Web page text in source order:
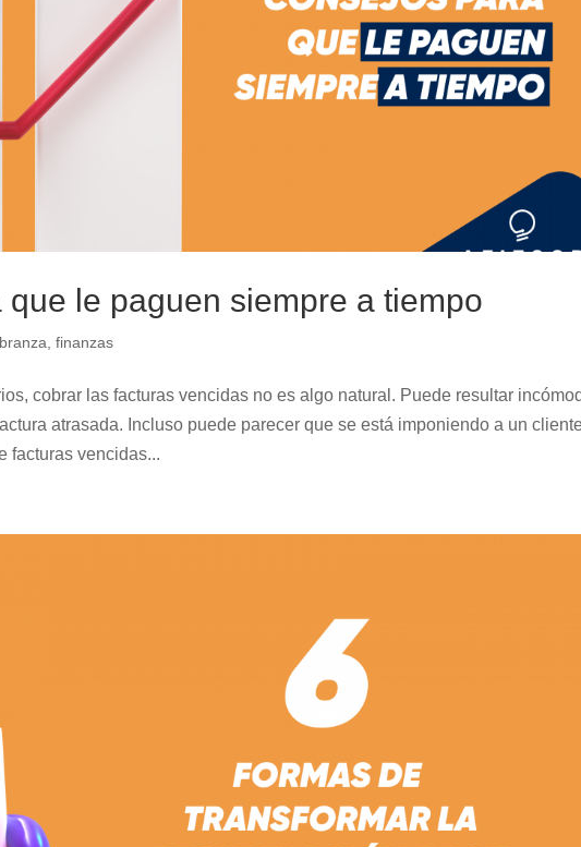
le paguen siempre a tiempo
,finanzas
cobrar las facturas vencidas no es algo natural. Puede resultar
atrasada. Incluso puede parecer que se está imponiendo a un
facturas vencidas...